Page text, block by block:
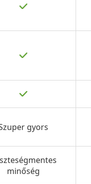
gyors
minőség